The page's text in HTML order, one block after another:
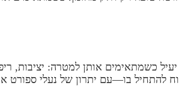
יעיל כשמתאימים אותן למטרה: יציבות,